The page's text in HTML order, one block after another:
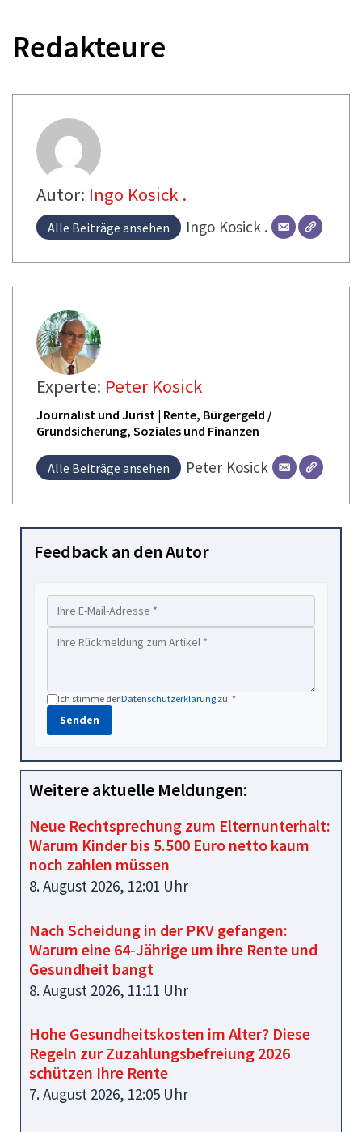
Redakteure
Autor: Ingo Kosick .
Alle Beiträge ansehen Ingo Kosick .
Experte: Peter Kosick
Journalist und Jurist | Rente, Bürgergeld /
Grundsicherung, Soziales und Finanzen
Alle Beiträge ansehen Peter Kosick
Feedback an den Autor
Ich stimme derDatenschutzerklärung zu. *
Senden
Weitere aktuelle Meldungen:
Neue Rechtsprechung zum Elternunterhalt:
Warum Kinder bis 5.500 Euro netto kaum
noch zahlen müssen
8. August 2026, 12:01 Uhr
Nach Scheidung in der PKV gefangen:
Warum eine 64‑Jährige um ihre Rente und
Gesundheit bangt
8. August 2026, 11:11 Uhr
Hohe Gesundheitskosten im Alter? Diese
Regeln zur Zuzahlungsbefreiung 2026
schützen Ihre Rente
7. August 2026, 12:05 Uhr